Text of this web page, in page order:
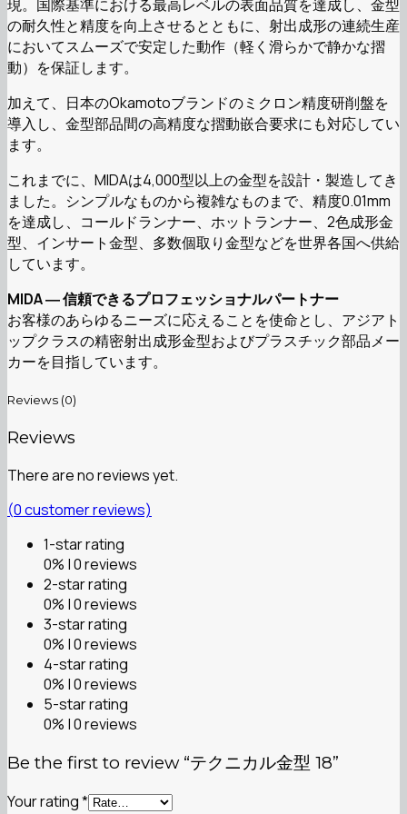
現。国際基準における最高レベルの表面品質を達成し、金型
の耐久性と精度を向上させるとともに、射出成形の連続生産
においてスムーズで安定した動作（軽く滑らかで静かな摺
動）を保証します。
加えて、日本のOkamotoブランドのミクロン精度研削盤を
導入し、金型部品間の高精度な摺動嵌合要求にも対応してい
ます。
これまでに、MIDAは4,000型以上の金型を設計・製造してき
ました。シンプルなものから複雑なものまで、精度0.01mm
を達成し、コールドランナー、ホットランナー、2色成形金
型、インサート金型、多数個取り金型などを世界各国へ供給
しています。
MIDA ― 信頼できるプロフェッショナルパートナー
お客様のあらゆるニーズに応えることを使命とし、アジアト
ップクラスの精密射出成形金型およびプラスチック部品メー
カーを目指しています。
Reviews (0)
Reviews
There are no reviews yet.
(0customer reviews)
1-star rating
0% | 0 reviews
2-star rating
0% | 0 reviews
3-star rating
0% | 0 reviews
4-star rating
0% | 0 reviews
5-star rating
0% | 0 reviews
Be the first to review “テクニカル金型 18”
Your rating*